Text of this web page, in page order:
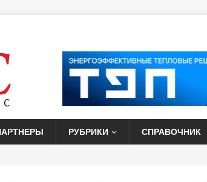
РУБРИКИ СПРАВОЧНИК